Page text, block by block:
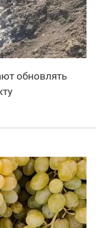
обновлять